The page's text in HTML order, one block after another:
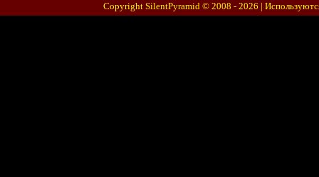
Copyright SilentPyramid © 2008 - 2026 |